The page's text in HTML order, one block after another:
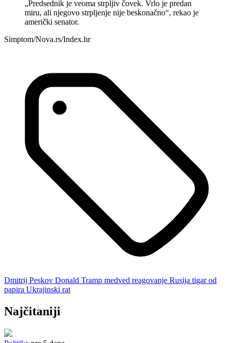
„Predsednik je veoma strpljiv čovek. Vrlo je predan
miru, ali njegovo strpljenje nije beskonačno“, rekao je
američki senator.
Simptom/Nova.rs/Index.hr
Dmitrij Peskov Donald Tramp medved reagovanje Rusija tigar od
papira Ukrajinski rat
Najčitaniji